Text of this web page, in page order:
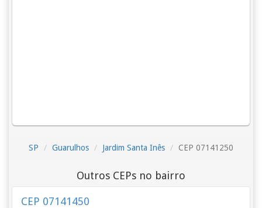
SP Guarulhos Jardim Santa Inês CEP 07141250
Outros CEPs no bairro
CEP 07141450